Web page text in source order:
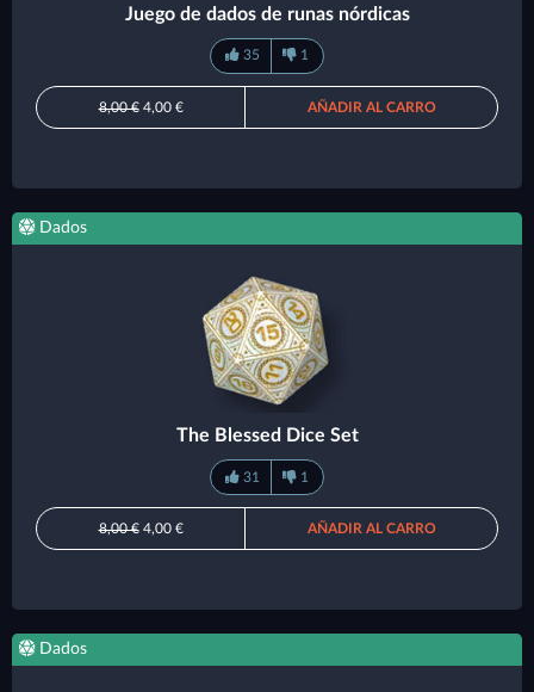
Juego de dados de runas nórdicas
35 1
8,00 €4,00 € AÑADIR AL CARRO
Dados
The Blessed Dice Set
31 1
8,00 €4,00 € AÑADIR AL CARRO
Dados